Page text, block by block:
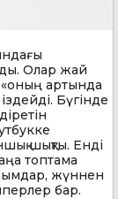
Олар жай
артында
Бүгінде
шықты. Енді
топтама
жүннен
бар.